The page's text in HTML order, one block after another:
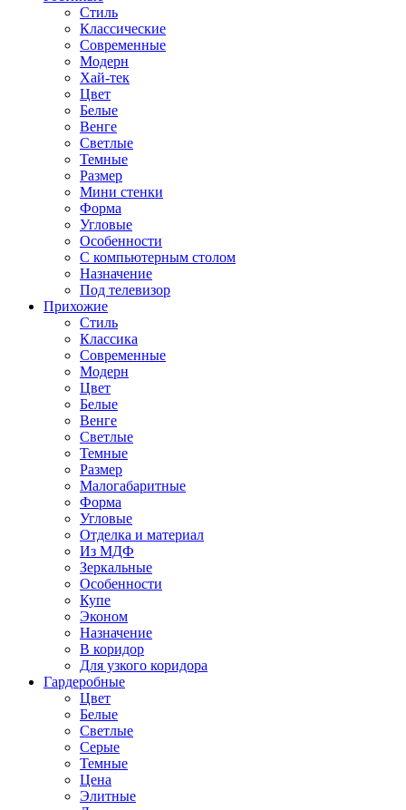
Стиль
Классические
Современные
Модерн
Хай-тек
Цвет
Белые
Венге
Светлые
Темные
Размер
Мини стенки
Форма
Угловые
Особенности
С компьютерным столом
Назначение
Под телевизор
Прихожие
Стиль
Классика
Современные
Модерн
Цвет
Белые
Венге
Светлые
Темные
Размер
Малогабаритные
Форма
Угловые
Отделка и материал
Из МДФ
Зеркальные
Особенности
Купе
Эконом
Назначение
В коридор
Для узкого коридора
Гардеробные
Цвет
Белые
Светлые
Серые
Темные
Цена
Элитные